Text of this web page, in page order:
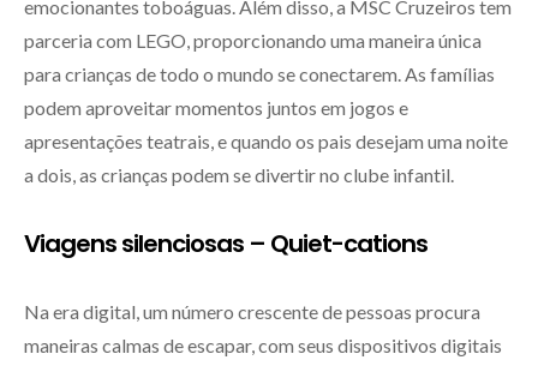
emocionantes toboáguas. Além disso, a MSC Cruzeiros tem
parceria com LEGO, proporcionando uma maneira única
para crianças de todo o mundo se conectarem. As famílias
podem aproveitar momentos juntos em jogos e
apresentações teatrais, e quando os pais desejam uma noite
a dois, as crianças podem se divertir no clube infantil.
Viagens silenciosas – Quiet-cations
Na era digital, um número crescente de pessoas procura
maneiras calmas de escapar, com seus dispositivos digitais